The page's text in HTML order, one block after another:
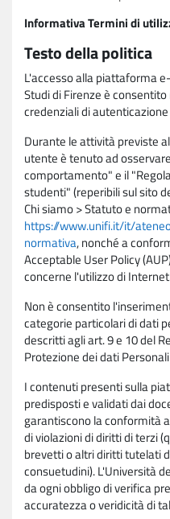
Informativa Termini di
Testo della politica
L'accesso alla piattaforma
Studi di Firenze è
credenziali di
Durante le attività previste
utente è tenuto ad
comportamento" e il
studenti" (reperibili sul sito
Chi siamo > Statuto e
https://www.unifi.it/it/
normativa, nonché a
Acceptable User Policy
concerne l'utilizzo di
Non è consentito
categorie particolari di dati
descritti agli art. 9 e 10 del
Protezione dei dati
I contenuti presenti sulla
predisposti e validati dai
garantiscono la conformità
di violazioni di diritti di terzi
brevetti o altri diritti tutelati
consuetudini). L'Università
da ogni obbligo di verifica
accuratezza o veridicità di